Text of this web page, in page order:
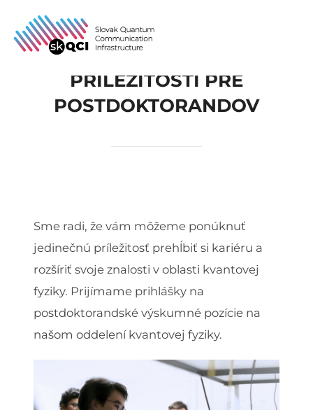
content
PRÍLEŽITOSTI PRE
POSTDOKTORANDOV
Sme radi, že vám môžeme ponúknuť
jedinečnú príležitosť prehĺbiť si kariéru a
rozšíriť svoje znalosti v oblasti kvantovej
fyziky. Prijímame prihlášky na
postdoktorandské výskumné pozície na
našom oddelení kvantovej fyziky.